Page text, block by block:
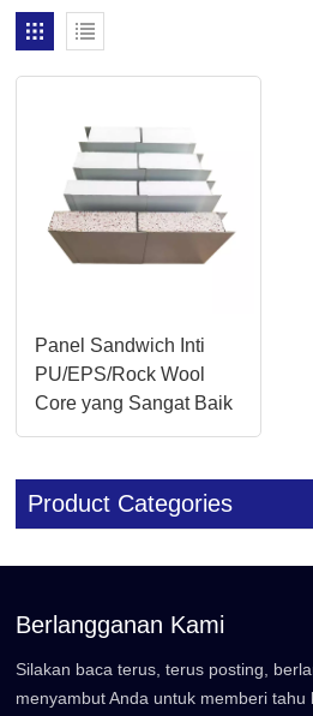
Panel Sandwich Inti
PU/EPS/Rock Wool
Core yang Sangat Baik
untuk Gudang Industri
Product Categories
Berlangganan Kami
Silakan baca terus, terus posting,
menyambut Anda untuk memberi tahu